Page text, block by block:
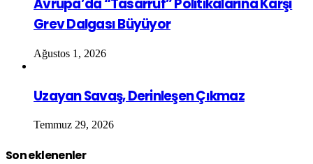
Avrupa’da “Tasarruf” Politikalarına Karşı
Grev Dalgası Büyüyor
Ağustos 1, 2026
Uzayan Savaş, Derinleşen Çıkmaz
Temmuz 29, 2026
Son eklenenler